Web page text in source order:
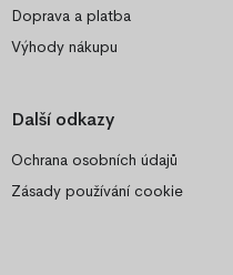
Doprava a platba
Výhody nákupu
Další odkazy
Ochrana osobních údajů
Zásady používání cookie